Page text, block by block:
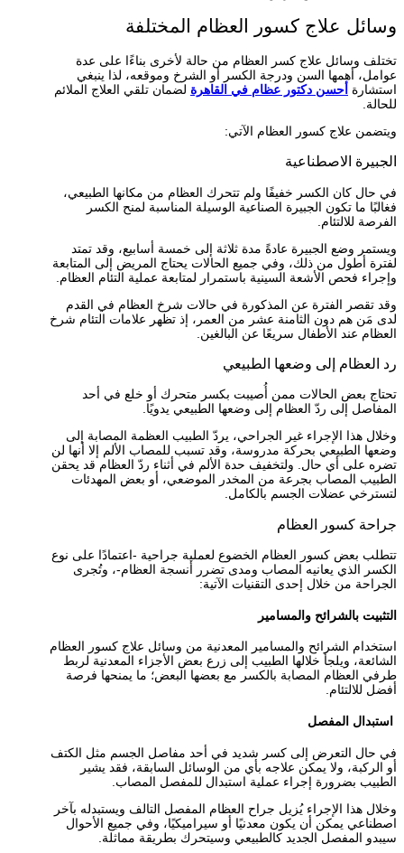
وسائل علاج كسور العظام المختلفة
تختلف وسائل علاج كسر العظام من حالة لأخرى بناءًا على عدة
عوامل، أهمها السن ودرجة الكسر أو الشرخ وموقعه، لذا ينبغي
استشارة أحسن دكتور عظام في القاهرة لضمان تلقي العلاج الملائم
للحالة.
ويتضمن علاج كسور العظام الآتي:
الجبيرة الاصطناعية
في حال كان الكسر خفيفًا ولم تتحرك العظام من مكانها الطبيعي،
فغالبًا ما تكون الجبيرة الصناعية الوسيلة المناسبة لمنح الكسر
الفرصة للالتئام.
ويستمر وضع الجبيرة عادةً مدة ثلاثة إلى خمسة أسابيع، وقد تمتد
لفترة أطول من ذلك، وفي جميع الحالات يحتاج المريض إلى المتابعة
وإجراء فحص الأشعة السينية باستمرار لمتابعة عملية التئام العظام.
وقد تقصر الفترة عن المذكورة في حالات شرخ العظام في القدم
لدى مَن هم دون الثامنة عشر من العمر، إذ تظهر علامات التئام شرخ
العظام عند الأطفال سريعًا عن البالغين.
رد العظام إلى وضعها الطبيعي
تحتاج بعض الحالات ممن أُصيبت بكسر متحرك أو خلع في أحد
المفاصل إلى ردّ العظام إلى وضعها الطبيعي يدويًا.
وخلال هذا الإجراء غير الجراحي، يردّ الطبيب العظمة المصابة إلى
وضعها الطبيعي بحركة مدروسة، وقد تسبب للمصاب الألم إلا أنها لن
تضره على أي حال. ولتخفيف حدة الألم في أثناء ردّ العظام قد يحقن
الطبيب المصاب بجرعة من المخدر الموضعي، أو بعض المهدئات
لتسترخي عضلات الجسم بالكامل.
جراحة كسور العظام
تتطلب بعض كسور العظام الخضوع لعملية جراحية -اعتمادًا على نوع
الكسر الذي يعانيه المصاب ومدى تضرر أنسجة العظام-، وتُجرى
الجراحة من خلال إحدى التقنيات الآتية:
التثبيت بالشرائح والمسامير
استخدام الشرائح والمسامير المعدنية من وسائل علاج كسور العظام
الشائعة، ويلجأ خلالها الطبيب إلى زرع بعض الأجزاء المعدنية لربط
طرفي العظام المصابة بالكسر مع بعضها البعض؛ ما يمنحها فرصة
أفضل للالتئام.
استبدال المفصل
في حال التعرض إلى كسر شديد في أحد مفاصل الجسم مثل الكتف
أو الركبة، ولا يمكن علاجه بأي من الوسائل السابقة، فقد يشير
الطبيب بضرورة إجراء عملية استبدال للمفصل المصاب.
وخلال هذا الإجراء يُزيل جراح العظام المفصل التالف ويستبدله بآخر
اصطناعي يمكن أن يكون معدنيًا أو سيراميكيًا، وفي جميع الأحوال
سيبدو المفصل الجديد كالطبيعي وسيتحرك بطريقة مماثلة.